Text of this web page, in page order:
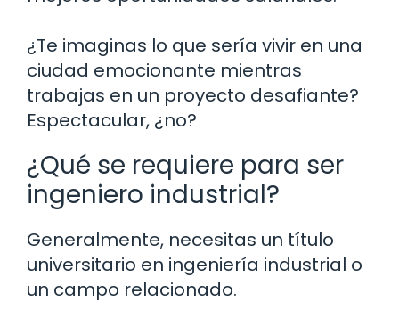
¿Te imaginas lo que sería vivir en una
ciudad emocionante mientras
trabajas en un proyecto desafiante?
Espectacular, ¿no?
¿Qué se requiere para ser
ingeniero industrial?
Generalmente, necesitas un título
universitario en ingeniería industrial o
un campo relacionado.